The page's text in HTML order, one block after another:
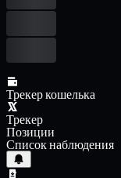
Трекер кошелька
Трекер
Позиции
Список наблюдения